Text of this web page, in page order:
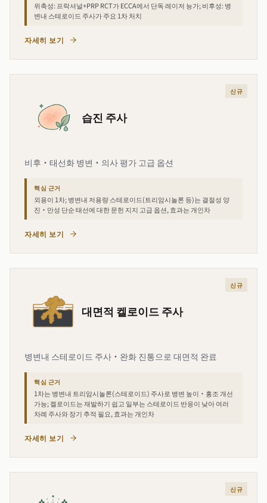
위축성: 프락셔널+PRP RCT가 ECCA에서 단독 레이저 능가; 비후성: 병
변내 스테로이드 주사가 주요 1차 처치
자세히 보기
신규
습진 주사
비후·태선화 병변·의사 평가 고급 옵션
핵심 근거
외용이 1차; 병변내 저용량 스테로이드(트리암시놀론 등)는 결절성 양
진·만성 단순 태선에 대한 문헌 지지 고급 옵션, 효과는 개인차
자세히 보기
신규
대면적 켈로이드 주사
병변내 스테로이드 주사·완화 진통으로 대면적 완료
핵심 근거
1차는 병변내 트리암시놀론(스테로이드) 주사로 병변 높이·홍조 개선
가능; 켈로이드는 재발하기 쉽고 일부는 스테로이드 반응이 낮아 여러
차례 주사와 장기 추적 필요, 효과는 개인차
자세히 보기
신규